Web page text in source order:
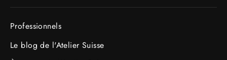
Professionnels
Le blog de l'Atelier Suisse